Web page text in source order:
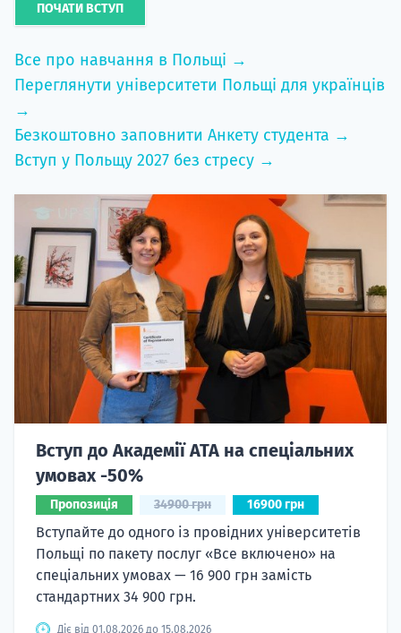
ПОЧАТИ ВСТУП
Все про навчання в Польщі →
Переглянути університети Польщі для українців
→
Безкоштовно заповнити Анкету студента →
Вступ у Польщу 2027 без стресу →
Вступ до Академії ATA на спеціальних
умовах -50%
Пропозиція 34900 грн 16900 грн
Вступайте до одного із провідних університетів
Польщі по пакету послуг «Все включено» на
спеціальних умовах — 16 900 грн замість
стандартних 34 900 грн.
Діє від 01.08.2026 до 15.08.2026